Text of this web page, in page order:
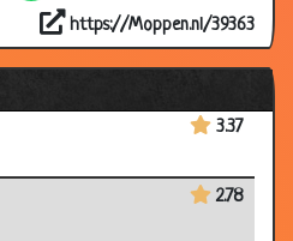
https://Moppen.nl/39363
3.37
2.78